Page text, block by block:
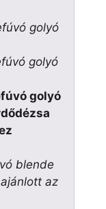
golyó
golyó
golyó
blende
az